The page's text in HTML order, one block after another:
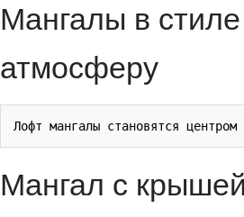
Мангалы в
атмосферу
Мангал с